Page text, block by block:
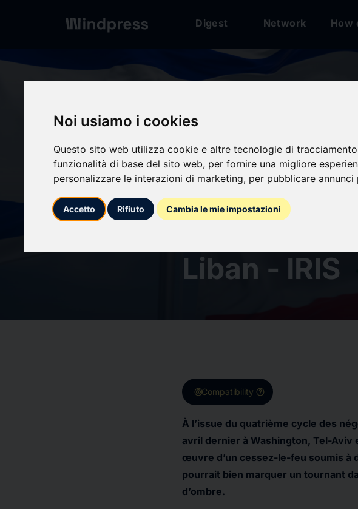
Noi usiamo i cookies
Questo sito web utilizza cookie e altre tecnologie di
funzionalità di base del sito web, per fornire una migliore
personalizzare le interazioni di marketing, per pubblicare
Accetto Rifiuto Cambia le mie impostazioni
Digest Network How
calendar_today 10/06/2026
La fabrique
Liban - IRIS
targetCompatibility help
À l’issue du quatrième cycle des
avril dernier à Washington, Tel-
œuvre d’un cessez-le-feu soumis à
pourrait bien marquer un tournant
d’ombre.